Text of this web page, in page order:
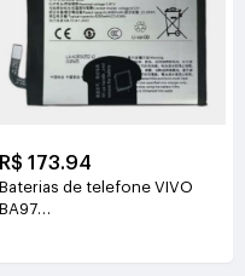
R$ 173.94
Baterias de telefone VIVO
BA97